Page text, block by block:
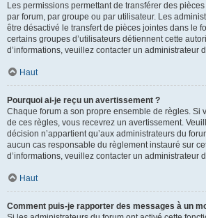
Les permissions permettant de transférer des
par forum, par groupe ou par utilisateur. Les
être désactivé le transfert de pièces jointes dans le
certains groupes d’utilisateurs détiennent cette
d’informations, veuillez contacter un administrateur
Haut
Pourquoi ai-je reçu un avertissement ?
Chaque forum a son propre ensemble de règles. Si
de ces règles, vous recevrez un avertissement.
décision n’appartient qu’aux administrateurs du
aucun cas responsable du règlement instauré sur
d’informations, veuillez contacter un administrateur
Haut
Comment puis-je rapporter des messages à un